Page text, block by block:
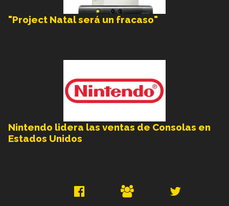
"Project Natal será un fracaso"
Nintendo lidera las ventas de Consolas en
Estados Unidos